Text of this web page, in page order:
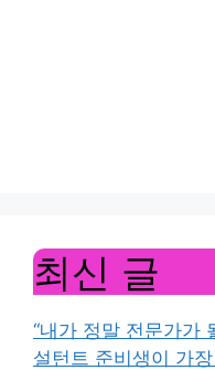
최신 글
“내가 정말 전문가가
설턴트 준비생이 가